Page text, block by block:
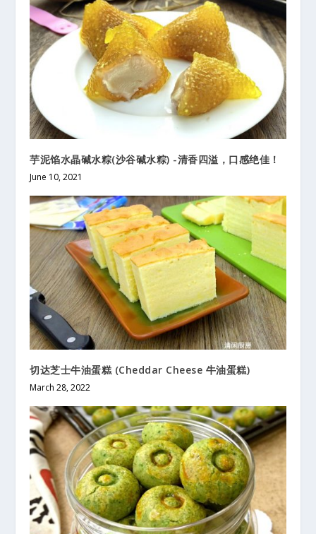
芋泥馅水晶碱水粽(沙谷碱水粽) -清香四溢，口感绝佳！
June 10, 2021
切达芝士牛油蛋糕 (Cheddar Cheese 牛油蛋糕)
March 28, 2022